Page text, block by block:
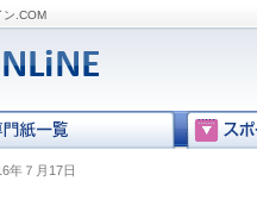
ン.COM
年７月17日